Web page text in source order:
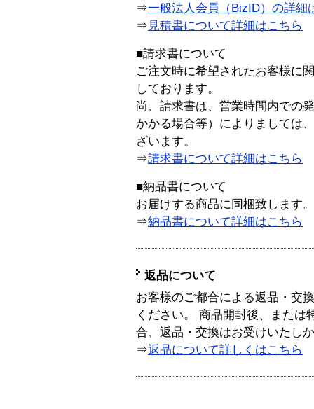
⇒一般法人会員（BizID）の詳細
⇒ 見積書について詳細はこちら
■請求書について
ご注文時に希望されたお客様に
しております。
尚、請求書は、営業時間内での
かかる場合等）によりましては
ざいます。
⇒請求書について詳細はこちら
■納品書について
お届けする商品に同梱致します。
⇒納品書について詳細はこちら
返品について
お客様のご都合による返品・交
ください。 商品開封後、または
合、返品・交換はお受けいたし
⇒返品について詳しくはこちら